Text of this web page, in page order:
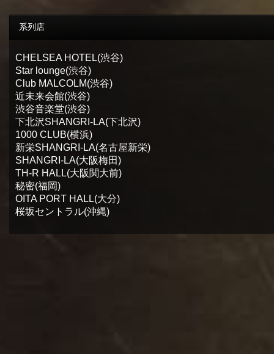
系列店
CHELSEA HOTEL(渋谷)
Star lounge(渋谷)
Club MALCOLM(渋谷)
近未来会館(渋谷)
渋谷音楽堂(渋谷)
下北沢SHANGRI-LA(下北沢)
1000 CLUB(横浜)
新栄SHANGRI-LA(名古屋新栄)
SHANGRI-LA(大阪梅田)
TH-R HALL(大阪関大前)
秘密(福岡)
OITA PORT HALL(大分)
桜坂セントラル(沖縄)